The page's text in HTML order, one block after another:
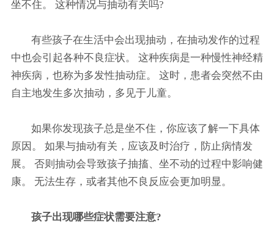
坐不住。 这种情况与抽动有关吗?
有些孩子在生活中会出现抽动，在抽动发作的过程
中也会引起各种不良症状。 这种疾病是一种慢性神经精
神疾病，也称为多发性抽动症。 这时，患者会突然不由
自主地发生多次抽动，多见于儿童。
如果你发现孩子总是坐不住，你应该了解一下具体
原因。 如果与抽动有关，应该及时治疗，防止病情发
展。 否则抽动会导致孩子抽搐、坐不动的过程中影响健
康。 无法生存，或者其他不良反应会更加明显。
孩子出现哪些症状需要注意?